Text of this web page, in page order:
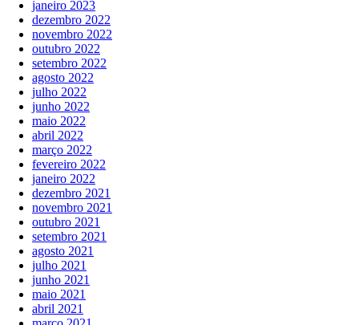
janeiro 2023
dezembro 2022
novembro 2022
outubro 2022
setembro 2022
agosto 2022
julho 2022
junho 2022
maio 2022
abril 2022
março 2022
fevereiro 2022
janeiro 2022
dezembro 2021
novembro 2021
outubro 2021
setembro 2021
agosto 2021
julho 2021
junho 2021
maio 2021
abril 2021